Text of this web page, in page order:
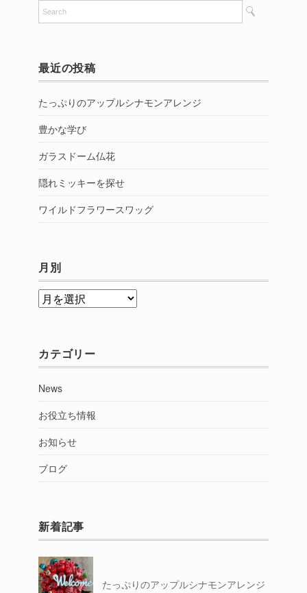
最近の投稿
たっぷりのアップルシナモンアレンジ
豊かな学び
ガラスドーム仏花
隠れミッキーを探せ
ワイルドフラワースワッグ
月別
月
カテゴリー
News
お役立ち情報
お知らせ
ブログ
新着記事
たっぷりのアップルシナモンアレンジ